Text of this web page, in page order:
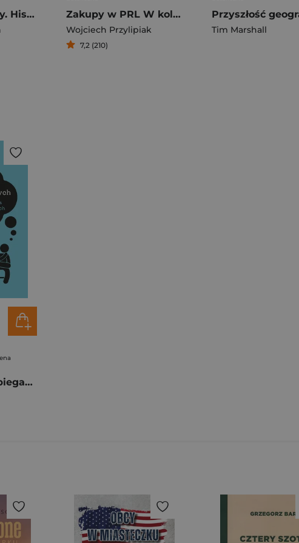
Oscarowe wojny. Historia Hollywood pisana złotem, potem i łzami Zakupy w PRL W kolejce po wszystko
Wojciech Przylipiak
7,2 (210)
Tim Marshall
Filozofia dla zabieganych